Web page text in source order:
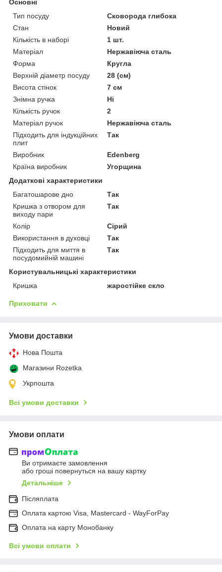
Основні
Тип посуду
Сковорода глибока
Стан
Новий
Кількість в наборі
1 шт.
Матеріал
Нержавіюча сталь
Форма
Кругла
Верхній діаметр посуду
28 (см)
Висота стінок
7 см
Знімна ручка
Ні
Кількість ручок
2
Матеріал ручок
Нержавіюча сталь
Підходить для індукційних
плит
Так
Виробник
Edenberg
Країна виробник
Угорщина
Додаткові характеристики
Багатошарове дно
Так
Кришка з отвором для
виходу пари
Так
Колір
Сірий
Використання в духовці
Так
Підходить для миття в
посудомийній машині
Так
Користувальницькі характеристики
Кришка
жаростійке скло
Приховати
Умови доставки
Нова Пошта
Магазини Rozetka
Укрпошта
Всі умови доставки
Умови оплати
Ви отримаєте замовлення
або гроші повернуться на вашу картку
Детальніше
Післяплата
Оплата картою Visa, Mastercard - WayForPay
Оплата на карту Монобанку
Всі умови оплати